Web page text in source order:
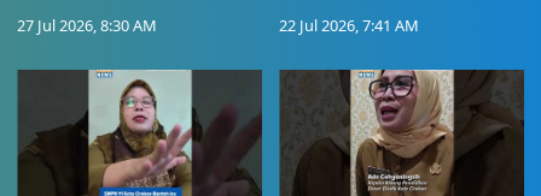
27 Jul 2026, 8:30 AM 22 Jul 2026, 7:41 AM